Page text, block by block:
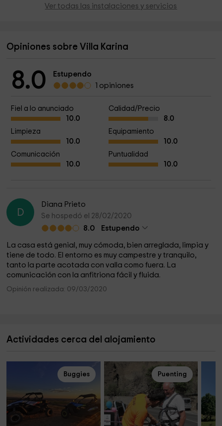
Ver todas las instalaciones y servicios
Opiniones sobre Villa Karina
8.0
Estupendo
1 opiniones
Fiel a lo anunciado
10.0
Calidad/Precio
8.0
Limpieza
10.0
Equipamiento
10.0
Comunicación
10.0
Puntualidad
10.0
D
Diana Prieto
Se hospedó el 28/02/2020
8.0
Estupendo
La casa está genial, muy cómoda, bien arreglada, limpia y
tiene de todo. El entorno es muy campestre y tranquilo,
tanto la parte acotada con valla como fuera. La
comunicación con la anfitriona fácil y fluida.
Opinión realizada: 09/03/2020
Actividades cerca del alojamiento
Buggies Puenting